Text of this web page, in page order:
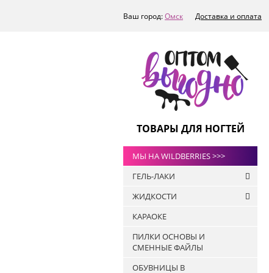
Ваш город:Омск Доставка и оплата
ТОВАРЫ ДЛЯ НОГТЕЙ
МЫ НА WILDBERRIES >>>
ГЕЛЬ-ЛАКИ
ТОПЫ
ART-A
БАЗЫ
ПРАЙМЕРЫ
ЖИДКОСТИ
Жидкости для
обезжиривания ногтей и
снятия липкого слоя
КАРАОКЕ
ПИЛКИ ОСНОВЫ И
СМЕННЫЕ ФАЙЛЫ
ОБУВНИЦЫ В